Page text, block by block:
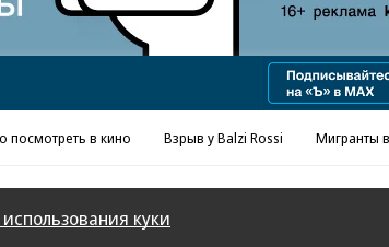
посмотреть в кино Взрыв у Balzi Rossi Мигранты
куки